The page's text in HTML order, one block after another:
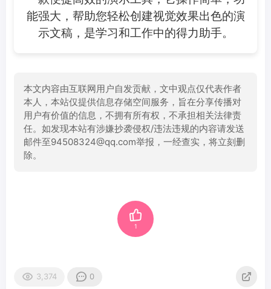
能强大，帮助您轻松创建视觉效果出色的演
示文稿，是学习和工作中的得力助手。
本文内容由互联网用户自发贡献，文中观点仅代表作者
本人，本站仅提供信息存储空间服务，旨在分享传播对
用户有价值的信息，不拥有所有权，不承担相关法律责
任。如发现本站有涉嫌抄袭侵权/违法违规的内容请发送
邮件至94508324@qq.com举报，一经查实，将立刻删
除。
1
3,374 0